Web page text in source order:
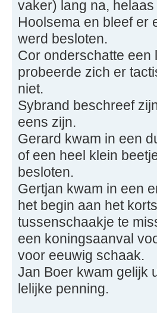
vaker) lang na,
Hoolsema en bleef er
werd besloten.
Cor onderschatte een
probeerde zich er
niet.
Sybrand beschreef
eens zijn.
Gerard kwam in een
of een heel klein
besloten.
Gertjan kwam in een
het begin aan het
tussenschaakje te
een koningsaanval
voor eeuwig schaak.
Jan Boer kwam gelijk
lelijke penning.